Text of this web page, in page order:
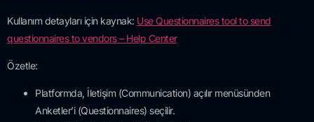
Kullanım detayları için kaynak: Use Questionnaires tool to send
questionnaires to vendors – Help Center
Özetle:
Platformda, İletişim (Communication) açılır menüsünden
Anketler’i (Questionnaires) seçilir.